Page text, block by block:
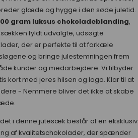
glæde og hygge i den søde juletid.
gram luksus chokoladeblanding,
fyldt udvalgte, udsøgte
der er perfekte til at forkæle
og bringe julestemningen frem
kunder og medarbejdere. Vi tilbyder
kort med jeres hilsen og logo. Klar til at
- Nemmere bliver det ikke at skabe
i denne jutesæk består af en eksklusiv
af kvalitetschokolader, der spænder